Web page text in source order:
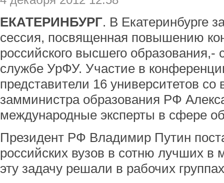
ЕКАТЕРИНБУРГ. В Екатеринбурге
сессия, посвященная повышению
российского высшего
службе УрФУ. Участие в
представители 16 университетов со
замминистра образования РФ
международные эксперты в сфере
Президент РФ Владимир Путин
российских вузов в сотню лучших в
эту задачу решали в рабочих